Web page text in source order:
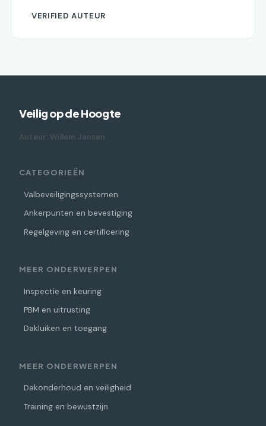
VERIFIED AUTEUR
Veilig op de Hoogte
Auteur: Willem Jansen
CATEGORIEËN
Valbeveiligingssystemen
Ankerpunten en bevestiging
Regelgeving en certificering
MEER ONDERWERPEN
Inspectie en keuring
PBM en uitrusting
Dakluiken en toegang
MEER ONDERWERPEN
Dakonderhoud en veiligheid
Training en bewustzijn